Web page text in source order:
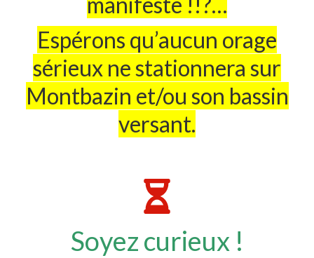
Espérons qu’aucun orage
sérieux ne stationnera sur
Montbazin et/ou son bassin
versant.
Soyez curieux !